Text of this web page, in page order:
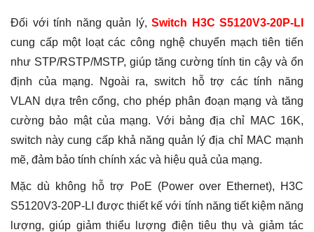
Đối với tính năng quản lý, Switch H3C S5120V3-20P-LI
cung cấp một loạt các công nghệ chuyển mạch tiên tiến
như STP/RSTP/MSTP, giúp tăng cường tính tin cậy và ổn
định của mạng. Ngoài ra, switch hỗ trợ các tính năng
VLAN dựa trên cổng, cho phép phân đoạn mạng và tăng
cường bảo mật của mạng. Với bảng địa chỉ MAC 16K,
switch này cung cấp khả năng quản lý địa chỉ MAC mạnh
mẽ, đảm bảo tính chính xác và hiệu quả của mạng.
Mặc dù không hỗ trợ PoE (Power over Ethernet), H3C
S5120V3-20P-LI được thiết kế với tính năng tiết kiệm năng
lượng, giúp giảm thiểu lượng điện tiêu thụ và giảm tác